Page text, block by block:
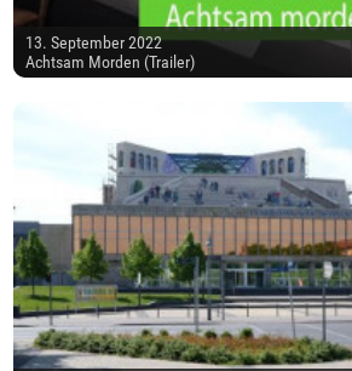
13. September 2022
Achtsam Morden (Trailer)